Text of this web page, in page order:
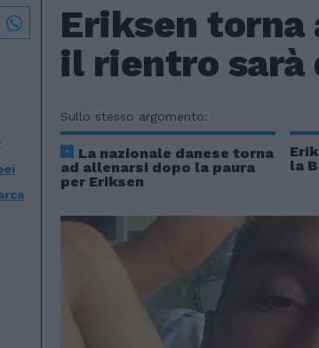
Eriksen torna
il rientro
Sullo stesso argomento:
La nazionale danese torna
ad allenarsi dopo la paura
per Eriksen
la